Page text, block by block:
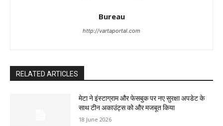
Bureau
http://vartaportal.com
RELATED ARTICLES
मेटा ने इंस्टाग्राम और फेसबुक पर नए सुरक्षा अपडेट के
साथ टीन अकाउंट्स को और मजबूत किया
18 June 2026